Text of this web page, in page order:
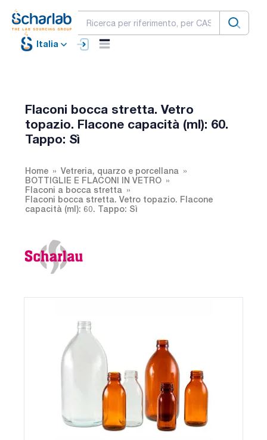
Italia
Flaconi bocca stretta. Vetro
topazio. Flacone capacità (ml): 60.
Tappo: Sì
Home
Vetreria, quarzo e porcellana
BOTTIGLIE E FLACONI IN VETRO
Flaconi a bocca stretta
Flaconi bocca stretta. Vetro topazio. Flacone
capacità (ml): 60. Tappo: Sì